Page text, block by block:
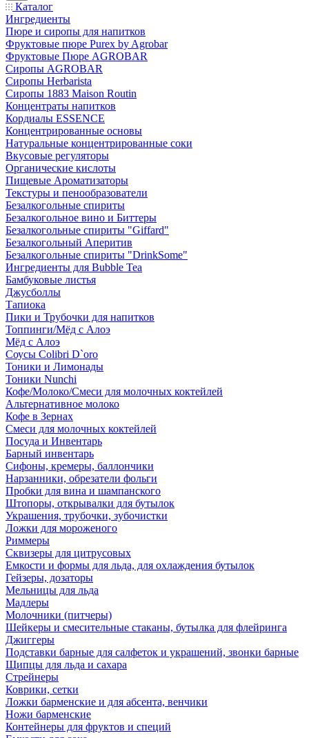
Каталог
Ингредиенты
Пюре и сиропы для напитков
Фруктовые пюре Purex by Agrobar
Фруктовые Пюре AGROBAR
Сиропы AGROBAR
Сиропы Herbarista
Сиропы 1883 Maison Routin
Концентраты напитков
Кордиалы ESSENCE
Концентрированные основы
Натуральные концентрированные соки
Вкусовые регуляторы
Органические кислоты
Пищевые Ароматизаторы
Текстуры и пенообразователи
Безалкогольные спириты
Безалкогольное вино и Биттеры
Безалкогольные спириты "Giffard"
Безалкогольный Аперитив
Безалкогольные спириты "DrinkSome"
Ингредиенты для Bubble Tea
Бамбуковые листья
Джусболлы
Тапиока
Пики и Трубочки для напитков
Топпинги/Мёд с Алоэ
Мёд с Алоэ
Соусы Colibri D`oro
Тоники и Лимонады
Тоники Nunchi
Кофе/Молоко/Смеси для молочных коктейлей
Альтернативное молоко
Кофе в Зернах
Смеси для молочных коктейлей
Посуда и Инвентарь
Барный инвентарь
Сифоны, кремеры, баллончики
Нарзанники, обрезатели фольги
Пробки для вина и шампанского
Штопоры, открывалки для бутылок
Украшения, трубочки, зубочистки
Ложки для мороженого
Риммеры
Сквизеры для цитрусовых
Емкости и формы для льда, для охлаждения бутылок
Гейзеры, дозаторы
Мельницы для льда
Мадлеры
Молочники (питчеры)
Шейкеры и смесительные стаканы, бутылка для флейринга
Джиггеры
Подставки барные для салфеток и украшений, звонки барные
Щипцы для льда и сахара
Стрейнеры
Коврики, сетки
Ложки барменские и для абсента, венчики
Ножи барменские
Контейнеры для фруктов и специй